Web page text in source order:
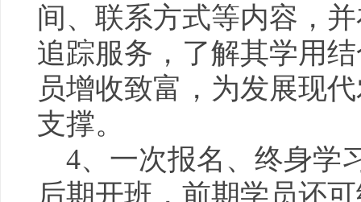
间、联系方式等内容，
追踪服务，了解其学用
员增收致富，为发展现
支撑。
4、一次报名、终身学
后期开班，前期学员还